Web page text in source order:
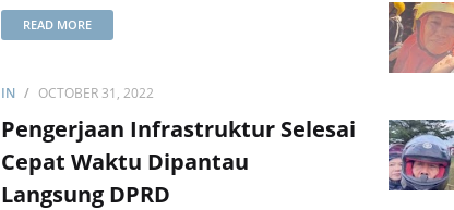
READ MORE
IN OCTOBER 31, 2022
Pengerjaan Infrastruktur Selesai
Cepat Waktu Dipantau
Langsung DPRD